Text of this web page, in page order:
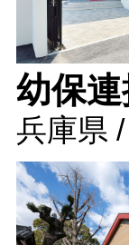
幼保
兵庫県